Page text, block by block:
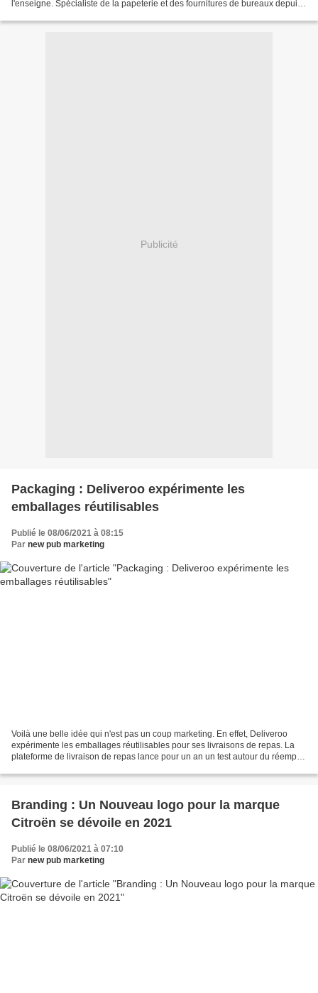
l'enseigne. Spécialiste de la papeterie et des fournitures de bureaux depuis
Publicité
Packaging : Deliveroo expérimente les
emballages réutilisables
Publié le 08/06/2021 à 08:15
Par new pub marketing
Voilà une belle idée qui n'est pas un coup marketing. En effet, Deliveroo
expérimente les emballages réutilisables pour ses livraisons de repas. La
plateforme de livraison de repas lance pour un an un test autour du réemploi
Branding : Un Nouveau logo pour la marque
Citroën se dévoile en 2021
Publié le 08/06/2021 à 07:10
Par new pub marketing